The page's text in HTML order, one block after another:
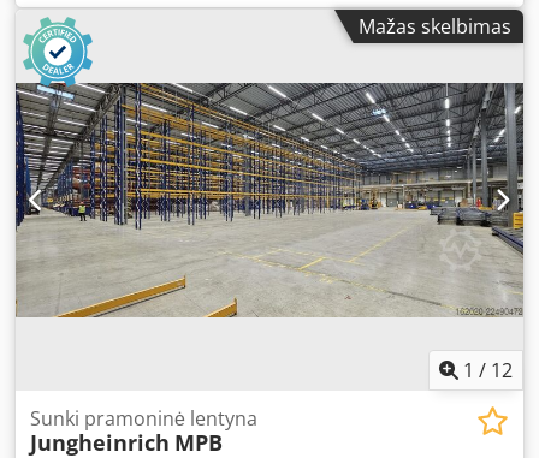
Parduodame didelį kiekį „Dexion“ paletinių lentynų, skirtų,
be kita ko, pramoninėms paletėms sandėliuoti. Yra šių
elementų: Konstrukcijos: cinkuota konstrukcija, apie 400
vnt., įvairūs aukščiai, derinant iš anksto. Sijos: ilgis: 3300
mm, profilis: 130 × 50 mm, cinkuota, didžiausia apkrova: 3
× 900 kg, t. y. iki 2700 kg vienam lygiui, apie 4000 vnt. Dėl
didelio elementų kiekio galima parengti tiek atskiras
eilutes, tiek visą lentynų sistemą dideliam sandėliui.
Galima įsigyti visą partiją arba pasirinktą elementų skaičių.
Taip pat siūlome parengti konfigūraciją, atlikti
transportavimą, išmontuoti ir sumontuoti lentynas.
Dksdpfx Amezrnpbsner Kviečiame susisiekti, kad
gautumėte išsamią specifikaciją, nuotraukas ir individualią
Mažas skelbimas
1 / 12
Sunki pramoninė lentyna
Jungheinrich MPB